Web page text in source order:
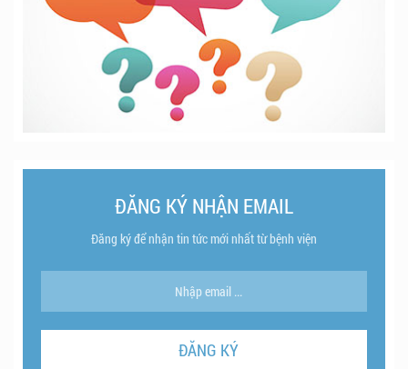
ĐĂNG KÝ NHẬN EMAIL
Đăng ký để nhận tin tức mới nhất từ bệnh viện